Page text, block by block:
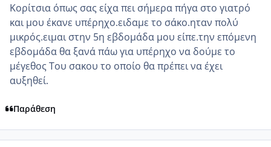
Κορίτσια όπως σας είχα πει σήμερα πήγα στο γιατρό
και μου έκανε υπέρηχο.ειδαμε το σάκο.ηταν πολύ
μικρός.ειμαι στην 5η εβδομάδα μου είπε.την επόμενη
εβδομάδα θα ξανά πάω για υπέρηχο να δούμε το
μέγεθος Του σακου το οποίο θα πρέπει να έχει
αυξηθεί.
Παράθεση